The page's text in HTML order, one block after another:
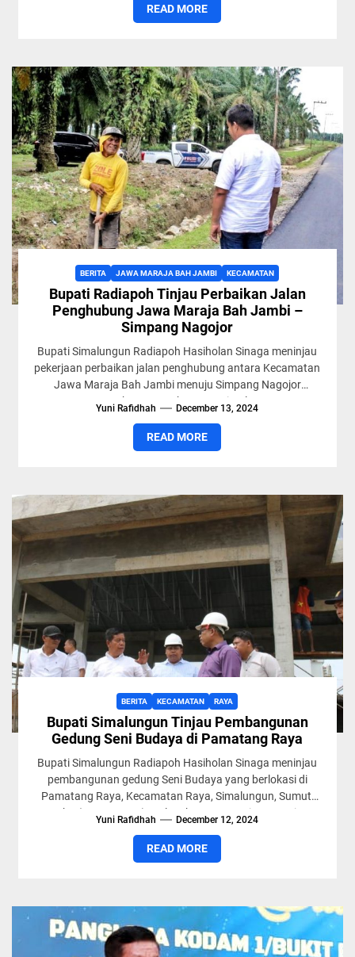
READ MORE
BERITA JAWA MARAJA BAH JAMBI KECAMATAN
Bupati Radiapoh Tinjau Perbaikan Jalan
Penghubung Jawa Maraja Bah Jambi –
Simpang Nagojor
Bupati Simalungun Radiapoh Hasiholan Sinaga meninjau
pekerjaan perbaikan jalan penghubung antara Kecamatan
Jawa Maraja Bah Jambi menuju Simpang Nagojor
Kecamatan Tanah Jawa, Kabupaten Simalungun,Sumut,
Yuni Rafidhah December 13, 2024
READ MORE
BERITA KECAMATAN RAYA
Bupati Simalungun Tinjau Pembangunan
Gedung Seni Budaya di Pamatang Raya
Bupati Simalungun Radiapoh Hasiholan Sinaga meninjau
pembangunan gedung Seni Budaya yang berlokasi di
Pamatang Raya, Kecamatan Raya, Simalungun, Sumut,
Rabu (11/12/2024). Dalam kesempatan itu Bupati...
Yuni Rafidhah December 12, 2024
READ MORE